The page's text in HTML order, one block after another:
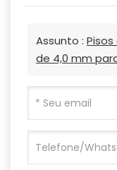
Assunto :
de 4,0 mm